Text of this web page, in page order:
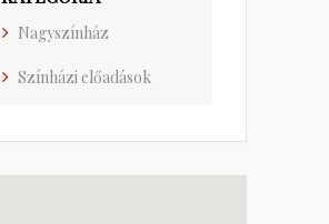
Nagyszínház
Színházi előadások